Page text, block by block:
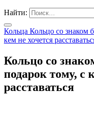
Найти:
Кольца Кольцо со знаком
кем не хочется
Кольцо со
подарок тому, с
расставаться